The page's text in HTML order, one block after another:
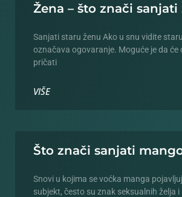
Žena – što znači sanjati
Sanjati staru ženu Ako u snu vidite
označava ogovaranje. Moguće je da će
pričati
VIŠE
Što znači sanjati
Snovi u kojima se voćka manga
subjekt, često su znak seksualnih želja i